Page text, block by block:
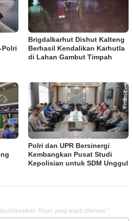
Polri
Brigdalkarhut Dishut Kalteng
Berhasil Kendalikan Karhutla
di Lahan Gambut Timpah
Polri dan UPR Bersinergi
Kembangkan Pusat Studi
Kepolisian untuk SDM Unggul
Ruas yang wajib ditandai *